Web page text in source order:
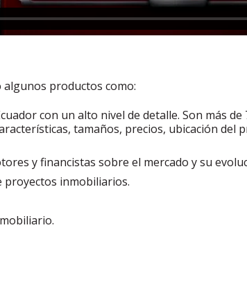
productos como:
con un alto nivel de detalle. Son más
tamaños, precios, ubicación del
y financistas sobre el mercado y su
proyectos inmobiliarios.